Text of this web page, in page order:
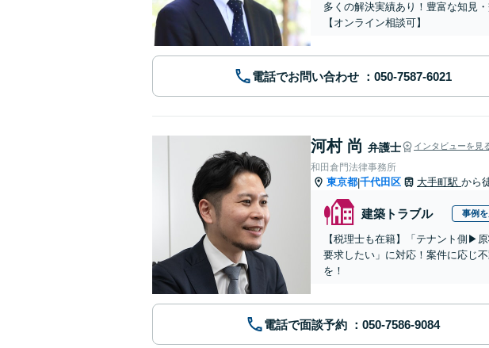
多くの解決実績あり！豊富な知見
【オンライン相談可】
電話でお問い合わせ
河村 尚 弁護士 インタビューを見
和田倉門法律事務所
東京都|千代田区 大手町駅 から
建築トラブル 事例
【税理士も在籍】「テナント側▶︎
要求したい」に対応！案件に応じ
を！
電話で面談予約